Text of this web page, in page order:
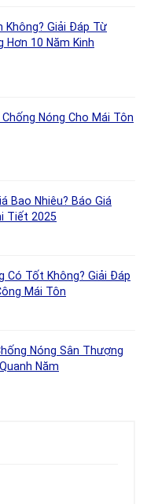
Không? Giải Đáp Từ
Hơn 10 Năm Kinh
Nóng Cho Mái Tôn
Bao Nhiêu? Báo Giá
Tiết 2025
Có Tốt Không? Giải Đáp
Mái Tôn
Nóng Sân Thượng
Năm